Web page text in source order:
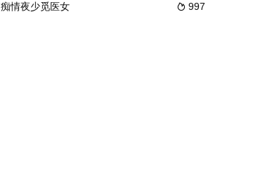
 997
痴情夜少觅医女